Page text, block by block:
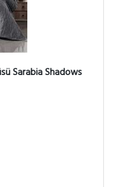
Sarabia Shadows